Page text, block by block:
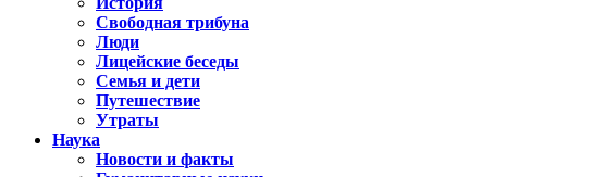
Свободная трибуна
Люди
Лицейские беседы
Семья и дети
Путешествие
Утраты
Наука
Новости и факты